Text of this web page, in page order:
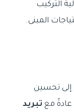
التركيب
المبنى.
إلى تحسين
عادةً مع تبريد